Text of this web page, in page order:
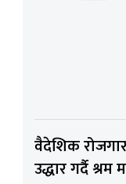
वैदेशिक
उद्धार गर्दै श्रम